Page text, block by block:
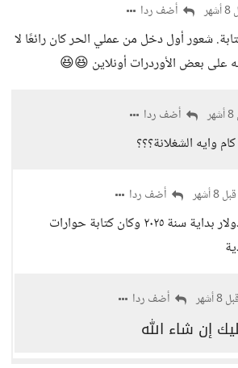
أضف ردا
شعور أول دخل من عملي الحر كان رائعًا لا
على بعض الأوردرات أونلاين 😆😆
أضف ردا
وايه الشغلانة؟؟؟
قبل 8 أشهر أضف ردا
المبلغ كان ١١٠ دولار بداية سنة ٢٠٢٥ وكان كتابة حوارات
قبل 8 أشهر أضف ردا
إن شاء الله